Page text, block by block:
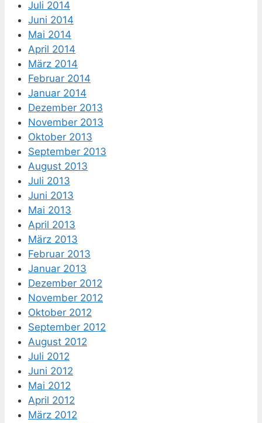
Juli 2014
Juni 2014
Mai 2014
April 2014
März 2014
Februar 2014
Januar 2014
Dezember 2013
November 2013
Oktober 2013
September 2013
August 2013
Juli 2013
Juni 2013
Mai 2013
April 2013
März 2013
Februar 2013
Januar 2013
Dezember 2012
November 2012
Oktober 2012
September 2012
August 2012
Juli 2012
Juni 2012
Mai 2012
April 2012
März 2012